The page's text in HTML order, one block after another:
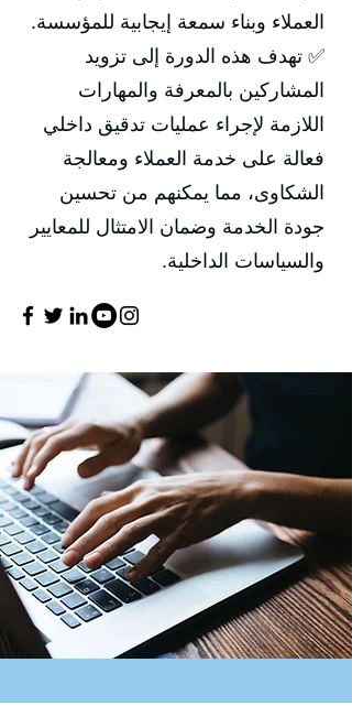
العملاء وبناء سمعة إيجابية للمؤسسة.
✅ تهدف هذه الدورة إلى تزويد
المشاركين بالمعرفة والمهارات
اللازمة لإجراء عمليات تدقيق داخلي
فعالة على خدمة العملاء ومعالجة
الشكاوى، مما يمكنهم من تحسين
جودة الخدمة وضمان الامتثال للمعايير
والسياسات الداخلية.